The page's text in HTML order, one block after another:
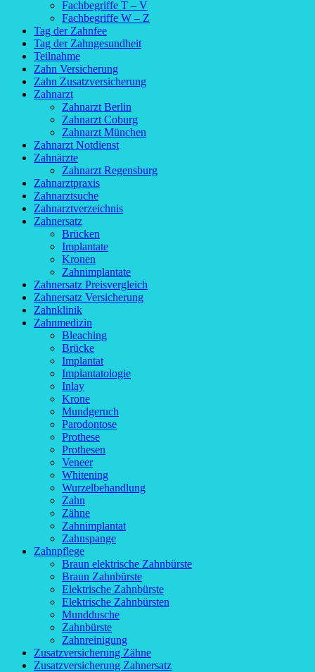
Fachbegriffe T – V
Fachbegriffe W – Z
Tag der Zahnfee
Tag der Zahngesundheit
Teilnahme
Zahn Versicherung
Zahn Zusatzversicherung
Zahnarzt
Zahnarzt Berlin
Zahnarzt Coburg
Zahnarzt München
Zahnarzt Notdienst
Zahnärzte
Zahnarzt Regensburg
Zahnarztpraxis
Zahnarztsuche
Zahnarztverzeichnis
Zahnersatz
Brücken
Implantate
Kronen
Zahnimplantate
Zahnersatz Preisvergleich
Zahnersatz Versicherung
Zahnklinik
Zahnmedizin
Bleaching
Brücke
Implantat
Implantatologie
Inlay
Krone
Mundgeruch
Parodontose
Prothese
Prothesen
Veneer
Whitening
Wurzelbehandlung
Zahn
Zähne
Zahnimplantat
Zahnspange
Zahnpflege
Braun elektrische Zahnbürste
Braun Zahnbürste
Elektrische Zahnbürste
Elektrische Zahnbürsten
Munddusche
Zahnbürste
Zahnreinigung
Zusatzversicherung Zähne
Zusatzversicherung Zahnersatz